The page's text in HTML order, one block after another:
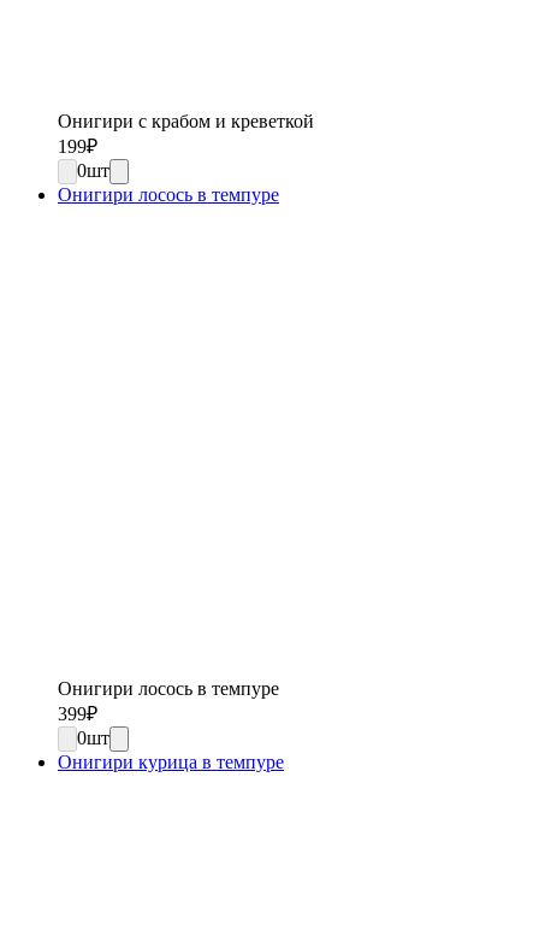
Онигири с крабом и креветкой
199₽
0шт
Онигири лосось в темпуре
Онигири лосось в темпуре
399₽
0шт
Онигири курица в темпуре